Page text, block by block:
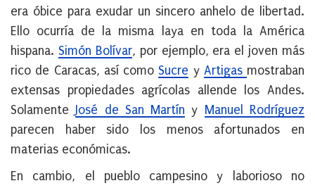
era óbice para exudar un sincero anhelo de libertad.
Ello ocurría de la misma laya en toda la América
hispana. Simón Bolívar, por ejemplo, era el joven más
rico de Caracas, así comoSucre y Artigas mostraban
extensas propiedades agrícolas allende los Andes.
SolamenteJosé de San Martín y Manuel Rodríguez
parecen haber sido los menos afortunados en
materias económicas.
En cambio, el pueblo campesino y laborioso no